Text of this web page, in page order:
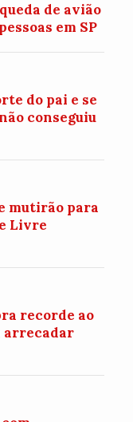
de avião
em SP
do pai e se
conseguiu
mutirão para
Livre
recorde ao
arrecadar